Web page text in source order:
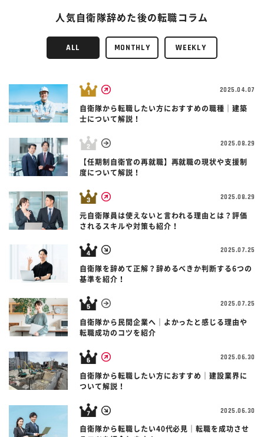
人気自衛隊辞めた後の転職コラム
ALL MONTHLY WEEKLY
2025.04.07
自衛隊から転職したい方におすすめの職種｜建築
士について解説！
2025.08.29
【任期制自衛官の再就職】再就職の現状や支援制
度について解説！
2025.08.29
元自衛隊員は使えないと言われる理由とは？評価
されるスキルや対策も紹介！
2025.07.25
自衛隊を辞めて正解？辞めるべきか判断する6つの
基準を紹介！
2025.07.25
自衛隊から民間企業へ｜よかったと感じる理由や
転職成功のコツを紹介
2025.06.30
自衛隊から転職したい方におすすめ｜建設業界に
ついて解説！
2025.06.30
自衛隊から転職したい40代必見｜転職を成功させ